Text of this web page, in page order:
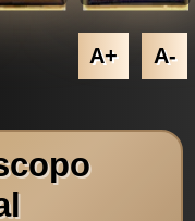
A+ A-